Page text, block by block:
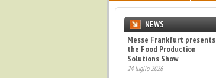
NEWS
Messe Frankfurt presents
the Food Production
Solutions Show
24 luglio 2026